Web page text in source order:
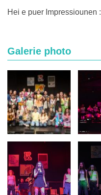
Hei e puer Impressiounen :
Galerie photo